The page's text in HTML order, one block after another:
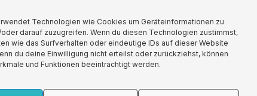
Technologien wie Cookies um Geräteinformationen zu
darauf zuzugreifen. Wenn du diesen Technologien zustimmst,
wie das Surfverhalten oder eindeutige IDs auf dieser Website
du deine Einwilligung nicht erteilst oder zurückziehst, können
und Funktionen beeinträchtigt werden.
Lizenzero eine Kompensation geleistet.